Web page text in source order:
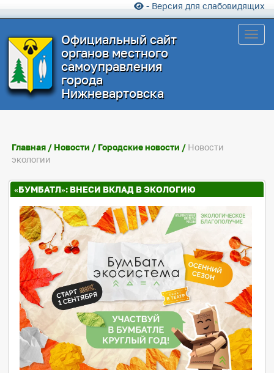
- Версия для слабовидящих
Официальный сайт
органов местного
самоуправления
города
Нижневартовска
Главная / Новости / Городские новости / Новости
экологии
«БУМБАТЛ»: ВНЕСИ ВКЛАД В ЭКОЛОГИЮ